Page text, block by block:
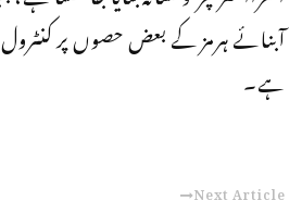
آبنائے ہرمز کے بعض حصوں پر
ہے۔
Next Article